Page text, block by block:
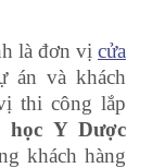
là đơn vị cửa
án và khách
thi công lắp
học Y Dược
khách hàng